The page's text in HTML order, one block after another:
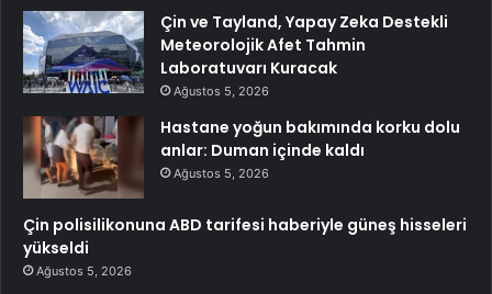
Çin ve Tayland, Yapay Zeka Destekli
Meteorolojik Afet Tahmin
Laboratuvarı Kuracak
Ağustos 5, 2026
Hastane yoğun bakımında korku dolu
anlar: Duman içinde kaldı
Ağustos 5, 2026
Çin polisilikonuna ABD tarifesi haberiyle güneş hisseleri
yükseldi
Ağustos 5, 2026